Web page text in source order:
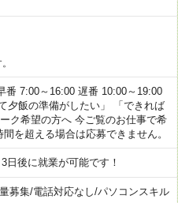
番 7:00～16:00 遅番 10:00～19:00
夕飯の準備がしたい」 「できれば
ク希望の方へ 今ご覧のお仕事で希
を超える場合は応募できません。
後に就業が可能です！
募集/電話対応なし/パソコンスキル